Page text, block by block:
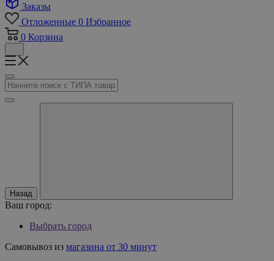
Заказы
Отложенные 0 Избранное
0 Корзина
Назад
Ваш город:
Выбрать город
Самовывоз из магазина от 30 минут